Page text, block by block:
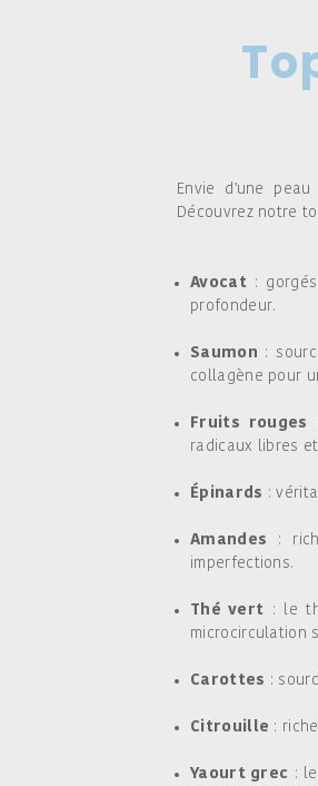
Envie d'une
Découvrez notre
Avocat: gorgés
profondeur.
Saumon :
collagène pour
Fruits rouges
radicaux libres
Épinards :
Amandes :
imperfections.
Thé vert : le
microcirculation
Carottes :
Citrouille :
Yaourt grec :